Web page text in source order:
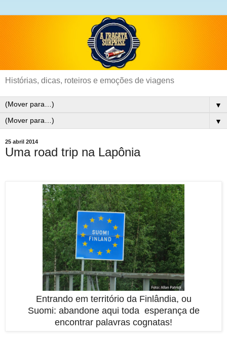
Histórias, dicas, roteiros e emoções de viagens
▼
▼
25 abril 2014
Uma road trip na Lapônia
Entrando em território da Finlândia, ou
Suomi: abandone aqui toda esperança de
encontrar palavras cognatas!